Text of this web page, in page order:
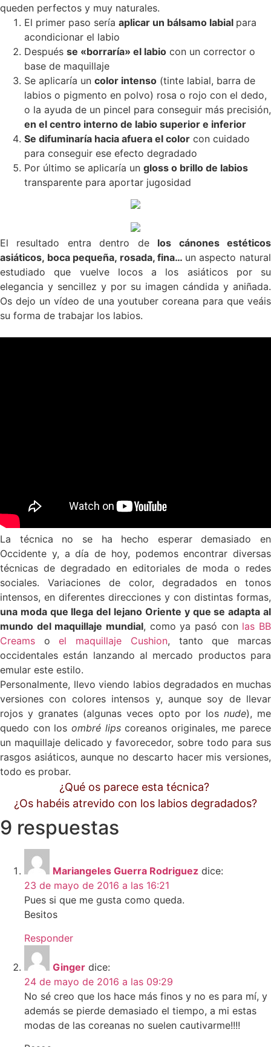
queden perfectos y muy naturales.
El primer paso sería aplicar un bálsamo labial para
acondicionar el labio
Después se «borraría» el labio con un corrector o
base de maquillaje
Se aplicaría un color intenso (tinte labial, barra de
labios o pigmento en polvo) rosa o rojo con el dedo,
o la ayuda de un pincel para conseguir más precisión,
en el centro interno de labio superior e inferior
Se difuminaría hacia afuera el color con cuidado
para conseguir ese efecto degradado
Por último se aplicaría un gloss o brillo de labios
transparente para aportar jugosidad
El resultado entra dentro de los cánones estéticos
asiáticos, boca pequeña, rosada, fina… un aspecto natural
estudiado que vuelve locos a los asiáticos por su
elegancia y sencillez y por su imagen cándida y aniñada.
Os dejo un vídeo de una youtuber coreana para que veáis
su forma de trabajar los labios.
La técnica no se ha hecho esperar demasiado en
Occidente y, a día de hoy, podemos encontrar diversas
técnicas de degradado en editoriales de moda o redes
sociales. Variaciones de color, degradados en tonos
intensos, en diferentes direcciones y con distintas formas,
una moda que llega del lejano Oriente y que se adapta al
mundo del maquillaje mundial, como ya pasó con las BB
Creams oel maquillaje Cushion, tanto que marcas
occidentales están lanzando al mercado productos para
emular este estilo.
Personalmente, llevo viendo labios degradados en muchas
versiones con colores intensos y, aunque soy de llevar
rojos y granates (algunas veces opto por los nude), me
quedo con los ombré lipscoreanos originales, me parece
un maquillaje delicado y favorecedor, sobre todo para sus
rasgos asiáticos, aunque no descarto hacer mis versiones,
todo es probar.
¿Qué os parece esta técnica?
¿Os habéis atrevido con los labios degradados?
9 respuestas
Mariangeles Guerra Rodriguez dice:
23 de mayo de 2016 a las 16:21
Pues si que me gusta como queda.
Besitos
Responder
Ginger dice:
24 de mayo de 2016 a las 09:29
No sé creo que los hace más finos y no es para mí, y
además se pierde demasiado el tiempo, a mi estas
modas de las coreanas no suelen cautivarme!!!!